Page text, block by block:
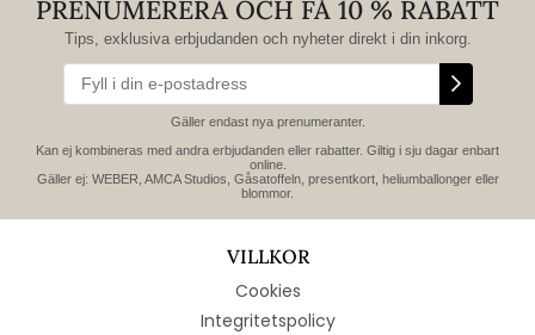
PRENUMERERA OCH FÅ 10 % RABATT
Tips, exklusiva erbjudanden och nyheter direkt i din inkorg.
Gäller endast nya prenumeranter.
Kan ej kombineras med andra erbjudanden eller rabatter. Giltig i sju dagar enbart
online.
Gäller ej: WEBER, AMCA Studios, Gåsatoffeln, presentkort, heliumballonger eller
blommor.
VILLKOR
Cookies
Integritetspolicy